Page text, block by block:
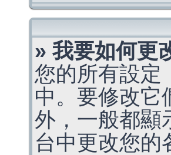
» 我要如何更
您的所有設定
中。要修改它
外，一般都顯
台中更改您的